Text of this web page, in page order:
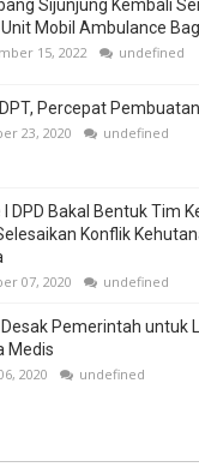
Sijunjung Kembali
Unit Mobil Ambulance
15, 2022 undefined
Percepat
23, 2020 undefined
I DPD Bakal Bentuk Tim
Konflik
07, 2020 undefined
Desak Pemerintah untuk
Medis
2020 undefined